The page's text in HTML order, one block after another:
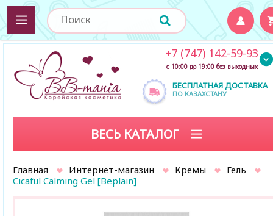
БЕСПЛАТНАЯ ДОСТАВКА
ПО КАЗАХСТАНУ
+7 (747) 142-59-93
с 10:00 до 19:00 без выходных
ВЕСЬ КАТАЛОГ
Главная Интернет-магазин Кремы
Гель
Cicaful Calming Gel [Beplain]